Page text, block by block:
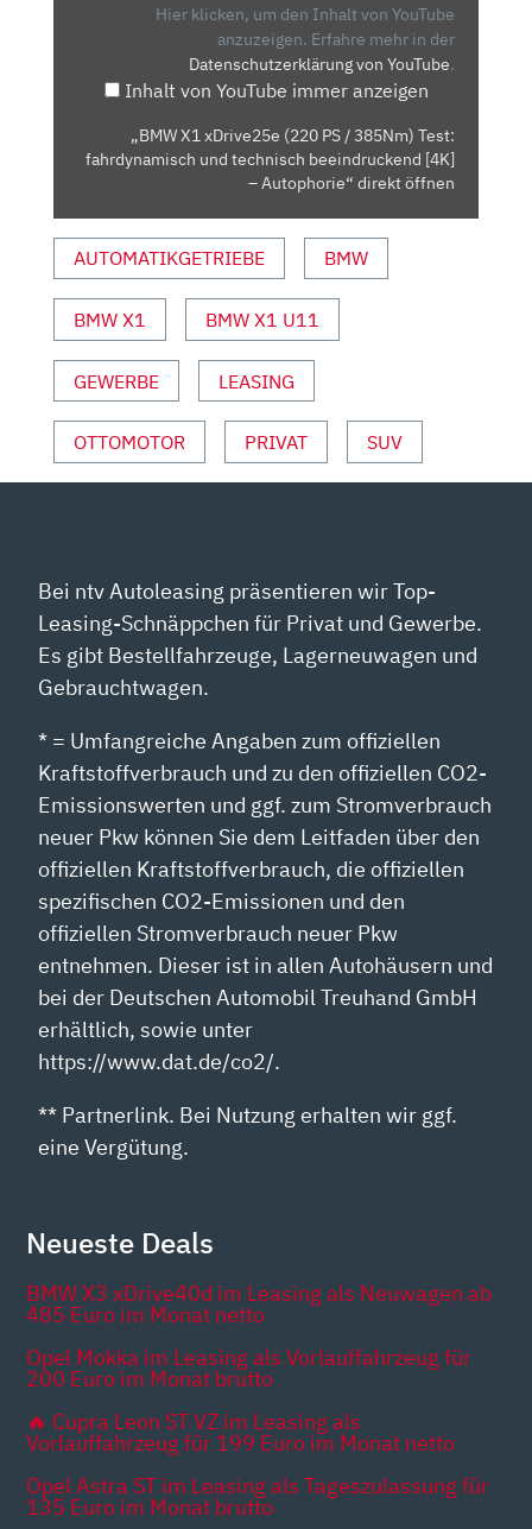
FAHRDYNAMISCH
UND
[4K]
AUTOPHORIE“
VON
ANZEIGEN
Hier klicken, um den Inhalt von YouTube
anzuzeigen. Erfahre mehr in der
Datenschutzerklärung von YouTube.
Inhalt von YouTube immer anzeigen
„BMW X1 xDrive25e (220 PS / 385Nm) Test:
fahrdynamisch und technisch beeindruckend [4K]
– Autophorie“ direkt öffnen
AUTOMATIKGETRIEBE BMW
BMW X1 BMW X1 U11
GEWERBE LEASING
OTTOMOTOR PRIVAT SUV
Bei ntv Autoleasing präsentieren wir Top-
Leasing-Schnäppchen für Privat und Gewerbe.
Es gibt Bestellfahrzeuge, Lagerneuwagen und
Gebrauchtwagen.
* = Umfangreiche Angaben zum offiziellen
Kraftstoffverbrauch und zu den offiziellen CO2-
Emissionswerten und ggf. zum Stromverbrauch
neuer Pkw können Sie dem Leitfaden über den
offiziellen Kraftstoffverbrauch, die offiziellen
spezifischen CO2-Emissionen und den
offiziellen Stromverbrauch neuer Pkw
entnehmen. Dieser ist in allen Autohäusern und
bei der Deutschen Automobil Treuhand GmbH
erhältlich, sowie unter
https://www.dat.de/co2/.
** Partnerlink. Bei Nutzung erhalten wir ggf.
eine Vergütung.
Neueste Deals
BMW X3 xDrive40d im Leasing als Neuwagen ab
485 Euro im Monat netto
Opel Mokka im Leasing als Vorlauffahrzeug für
200 Euro im Monat brutto
🔥 Cupra Leon ST VZ im Leasing als
Vorlauffahrzeug für 199 Euro im Monat netto
Opel Astra ST im Leasing als Tageszulassung für
135 Euro im Monat brutto